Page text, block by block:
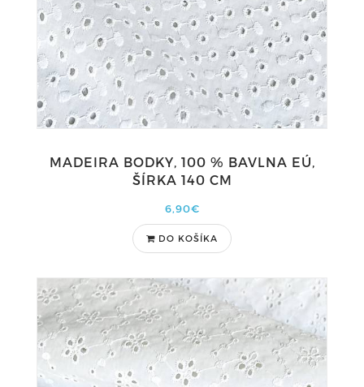
MADEIRA BODKY, 100 % BAVLNA EÚ,
ŠÍRKA 140 CM
6,90€
DO KOŠÍKA